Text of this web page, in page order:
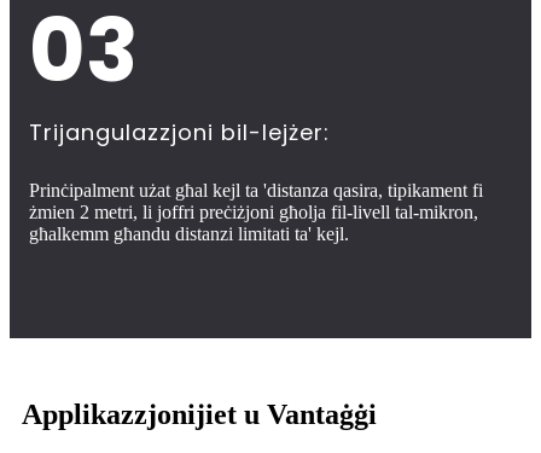
03
Trijangulazzjoni bil-lejżer:
Prinċipalment użat għal kejl ta 'distanza qasira, tipikament fi
żmien 2 metri, li joffri preċiżjoni għolja fil-livell tal-mikron,
għalkemm għandu distanzi limitati ta' kejl.
Applikazzjonijiet u Vantaġġi